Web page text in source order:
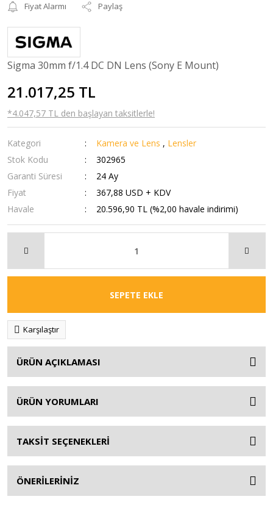
Fiyat Alarmı
Paylaş
Sigma 30mm f/1.4 DC DN Lens (Sony E Mount)
21.017,25 TL
*4.047,57 TL den başlayan taksitlerle!
Kategori Kamera ve Lens , Lensler
Stok Kodu
302965
Garanti Süresi
24 Ay
Fiyat
367,88 USD + KDV
Havale
20.596,90 TL (%2,00 havale indirimi)
SEPETE EKLE
Karşılaştır
ÜRÜN AÇIKLAMASI
ÜRÜN YORUMLARI
TAKSİT SEÇENEKLERİ
ÖNERİLERİNİZ